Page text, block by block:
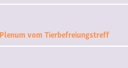
vom Tierbefreiungstreff